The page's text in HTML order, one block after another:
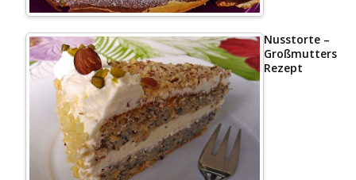
Nusstorte –
Großmutters
Rezept